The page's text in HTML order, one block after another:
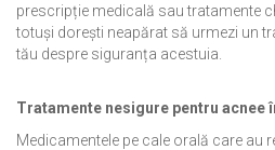
prescripție medicală sau tratamente
totuși dorești neapărat să urmezi un
tău despre siguranța acestuia.
Tratamente nesigure pentru acnee
Medicamentele pe cale orală care au